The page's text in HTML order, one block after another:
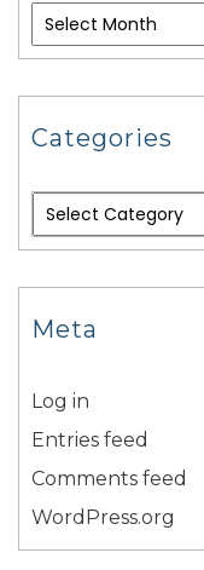
Categories
Meta
Log in
Entries feed
Comments feed
WordPress.org